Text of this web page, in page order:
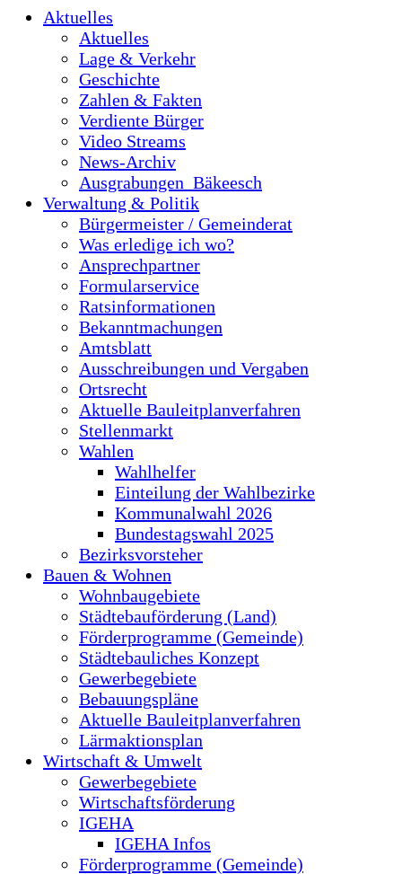
Aktuelles
Aktuelles
Lage & Verkehr
Geschichte
Zahlen & Fakten
Verdiente Bürger
Video Streams
News-Archiv
Ausgrabungen_Bäkeesch
Verwaltung & Politik
Bürgermeister / Gemeinderat
Was erledige ich wo?
Ansprechpartner
Formularservice
Ratsinformationen
Bekanntmachungen
Amtsblatt
Ausschreibungen und Vergaben
Ortsrecht
Aktuelle Bauleitplanverfahren
Stellenmarkt
Wahlen
Wahlhelfer
Einteilung der Wahlbezirke
Kommunalwahl 2026
Bundestagswahl 2025
Bezirksvorsteher
Bauen & Wohnen
Wohnbaugebiete
Städtebauförderung (Land)
Förderprogramme (Gemeinde)
Städtebauliches Konzept
Gewerbegebiete
Bebauungspläne
Aktuelle Bauleitplanverfahren
Lärmaktionsplan
Wirtschaft & Umwelt
Gewerbegebiete
Wirtschaftsförderung
IGEHA
IGEHA Infos
Förderprogramme (Gemeinde)